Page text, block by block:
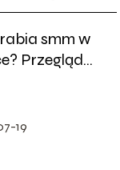
smm w
Przegląd
19